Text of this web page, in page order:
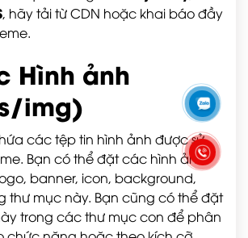
, hãy tải từ CDN hoặc khai báo đầy
Hình ảnh
img)
các tệp tin hình ảnh được sử
Bạn có thể đặt các hình ảnh
banner, icon, background,
thư mục này. Bạn cũng có thể đặt
trong các thư mục con để phân